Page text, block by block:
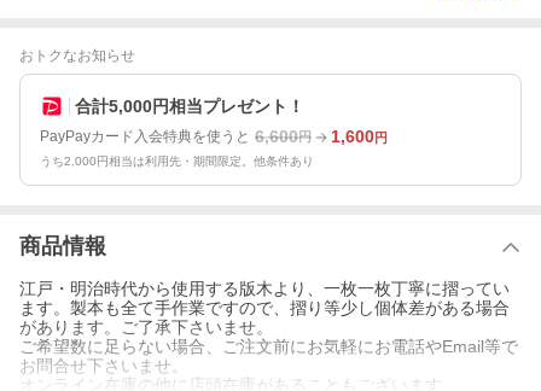
おトクなお知らせ
合計5,000円相当プレゼント！
PayPayカード入会特典を使うと 6,600円 1,600円
うち2,000円相当は利用先・期間限定。他条件あり
商品情報
江戸・明治時代から使用する版木より、一枚一枚丁寧に摺ってい
ます。製本も全て手作業ですので、摺り等少し個体差がある場合
があります。ご了承下さいませ。
ご希望数に足らない場合、ご注文前にお気軽にお電話やEmail等で
お問合せ下さいませ。
オンライン在庫の他に店頭在庫があることもございます。